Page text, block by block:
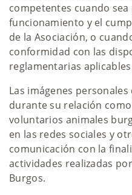
competentes cuando
funcionamiento y el
de la Asociación, o
conformidad con las
reglamentarias
Las imágenes
durante su relación
voluntarios animales
en las redes sociales y
comunicación con la
actividades realizadas
Burgos.